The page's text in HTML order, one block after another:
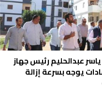
عبدالحليم رئيس جهاز
يوجه بسرعة إزالة